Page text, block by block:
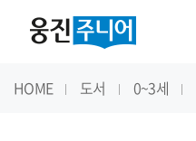
HOME 도서 0~3세